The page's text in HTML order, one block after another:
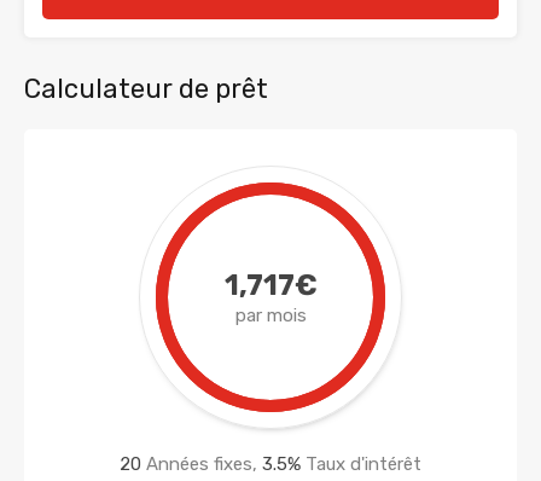
Calculateur de prêt
1,717€
par mois
20 Années fixes, 3.5% Taux d'intérêt